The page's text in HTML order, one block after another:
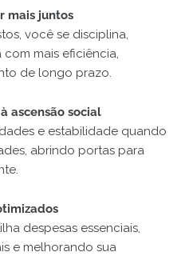
mais juntos
você se disciplina,
mais eficiência,
de longo prazo.
ascensão social
e estabilidade quando
abrindo portas para
despesas essenciais,
e melhorando sua